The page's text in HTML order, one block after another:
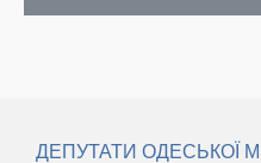
ДЕПУТАТИ ОДЕСЬКОЇ